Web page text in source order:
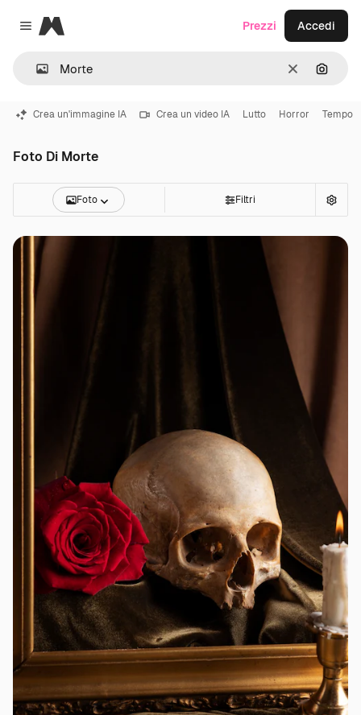
Close menu
Magnific
CancellaCerca
Prezzi Accedi
Crea un'immagine IA Crea un video IA Lutto Horror Tempo
Foto Di Morte
Foto Filtri